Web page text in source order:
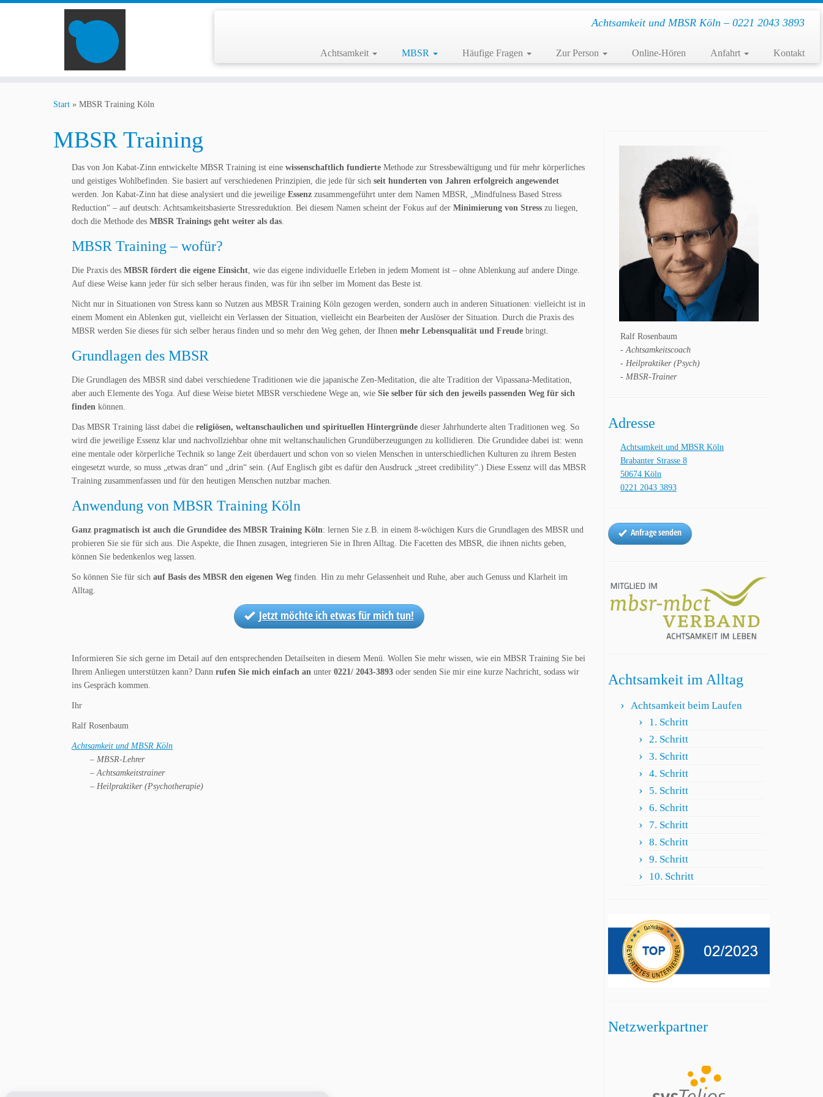
Achtsamkeit und MBSR Köln – 0221 2043 3893
Achtsamkeit MBSR Häufige Fragen Zur Person Online-Hören Anfahrt Kontakt
Start » MBSR Training Köln
MBSR Training
Das von Jon Kabat-Zinn entwickelte MBSR Training ist eine wissenschaftlich fundierte Methode zur Stressbewältigung und für mehr körperliches
und geistiges Wohlbefinden. Sie basiert auf verschiedenen Prinzipien, die jede für sich seit hunderten von Jahren erfolgreich angewendet
werden. Jon Kabat-Zinn hat diese analysiert und die jeweilige Essenz zusammengeführt unter dem Namen MBSR, „Mindfulness Based Stress
Reduction“ – auf deutsch: Achtsamkeitsbasierte Stressreduktion. Bei diesem Namen scheint der Fokus auf der Minimierung von Stress zu liegen,
doch die Methode des MBSR Trainings geht weiter als das.
MBSR Training – wofür?
Die Praxis des MBSR fördert die eigene Einsicht, wie das eigene individuelle Erleben in jedem Moment ist – ohne Ablenkung auf andere Dinge.
Auf diese Weise kann jeder für sich selber heraus finden, was für ihn selber im Moment das Beste ist.
Nicht nur in Situationen von Stress kann so Nutzen aus MBSR Training Köln gezogen werden, sondern auch in anderen Situationen: vielleicht ist in
einem Moment ein Ablenken gut, vielleicht ein Verlassen der Situation, vielleicht ein Bearbeiten der Auslöser der Situation. Durch die Praxis des
MBSR werden Sie dieses für sich selber heraus finden und so mehr den Weg gehen, der Ihnen mehr Lebensqualität und Freude bringt.
Grundlagen des MBSR
Die Grundlagen des MBSR sind dabei verschiedene Traditionen wie die japanische Zen-Meditation, die alte Tradition der Vipassana-Meditation,
aber auch Elemente des Yoga. Auf diese Weise bietet MBSR verschiedene Wege an, wie Sie selber für sich den jeweils passenden Weg für sich
finden können.
Das MBSR Training lässt dabei die religiösen, weltanschaulichen und spirituellen Hintergründe dieser Jahrhunderte alten Traditionen weg. So
wird die jeweilige Essenz klar und nachvollziehbar ohne mit weltanschaulichen Grundüberzeugungen zu kollidieren. Die Grundidee dabei ist: wenn
eine mentale oder körperliche Technik so lange Zeit überdauert und schon von so vielen Menschen in unterschiedlichen Kulturen zu ihrem Besten
eingesetzt wurde, so muss „etwas dran“ und „drin“ sein. (Auf Englisch gibt es dafür den Ausdruck „street credibility“.) Diese Essenz will das MBSR
Training zusammenfassen und für den heutigen Menschen nutzbar machen.
Anwendung von MBSR Training Köln
Ganz pragmatisch ist auch die Grundidee des MBSR Training Köln: lernen Sie z.B. in einem 8-wöchigen Kurs die Grundlagen des MBSR und
probieren Sie sie für sich aus. Die Aspekte, die Ihnen zusagen, integrieren Sie in Ihren Alltag. Die Facetten des MBSR, die ihnen nichts geben,
können Sie bedenkenlos weg lassen.
So können Sie für sich auf Basis des MBSR den eigenen Weg finden. Hin zu mehr Gelassenheit und Ruhe, aber auch Genuss und Klarheit im
Alltag.
Jetzt möchte ich etwas für mich tun!
Informieren Sie sich gerne im Detail auf den entsprechenden Detailseiten in diesem Menü. Wollen Sie mehr wissen, wie ein MBSR Training Sie bei
Ihrem Anliegen unterstützen kann? Dann rufen Sie mich einfach an unter 0221/ 2043-3893 oder senden Sie mir eine kurze Nachricht, sodass wir
ins Gespräch kommen.
Ihr
Ralf Rosenbaum
Achtsamkeit und MBSR Köln
– MBSR-Lehrer
– Achtsamkeitstrainer
– Heilpraktiker (Psychotherapie)
Ralf Rosenbaum
- Achtsamkeitscoach
- Heilpraktiker (Psych)
- MBSR-Trainer
Adresse
Achtsamkeit und MBSR Köln
Brabanter Strasse 8
50674 Köln
0221 2043 3893
Anfrage senden
Achtsamkeit im Alltag
Achtsamkeit beim Laufen
1. Schritt
2. Schritt
3. Schritt
4. Schritt
5. Schritt
6. Schritt
7. Schritt
8. Schritt
9. Schritt
10. Schritt
Netzwerkpartner